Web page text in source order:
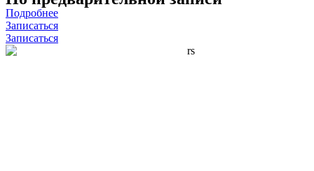
Подробнее
Записаться
Записаться